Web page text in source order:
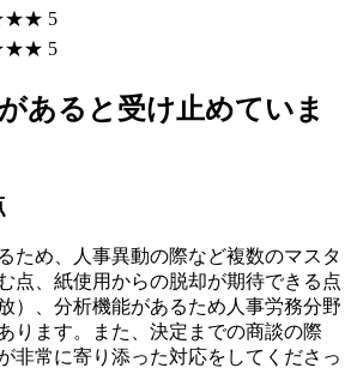
5
5
あると受け止めていま
ため、人事異動の際など複数のマスタ
点、紙使用からの脱却が期待できる点
）、分析機能があるため人事労務分野
ります。また、決定までの商談の際
非常に寄り添った対応をしてくださっ